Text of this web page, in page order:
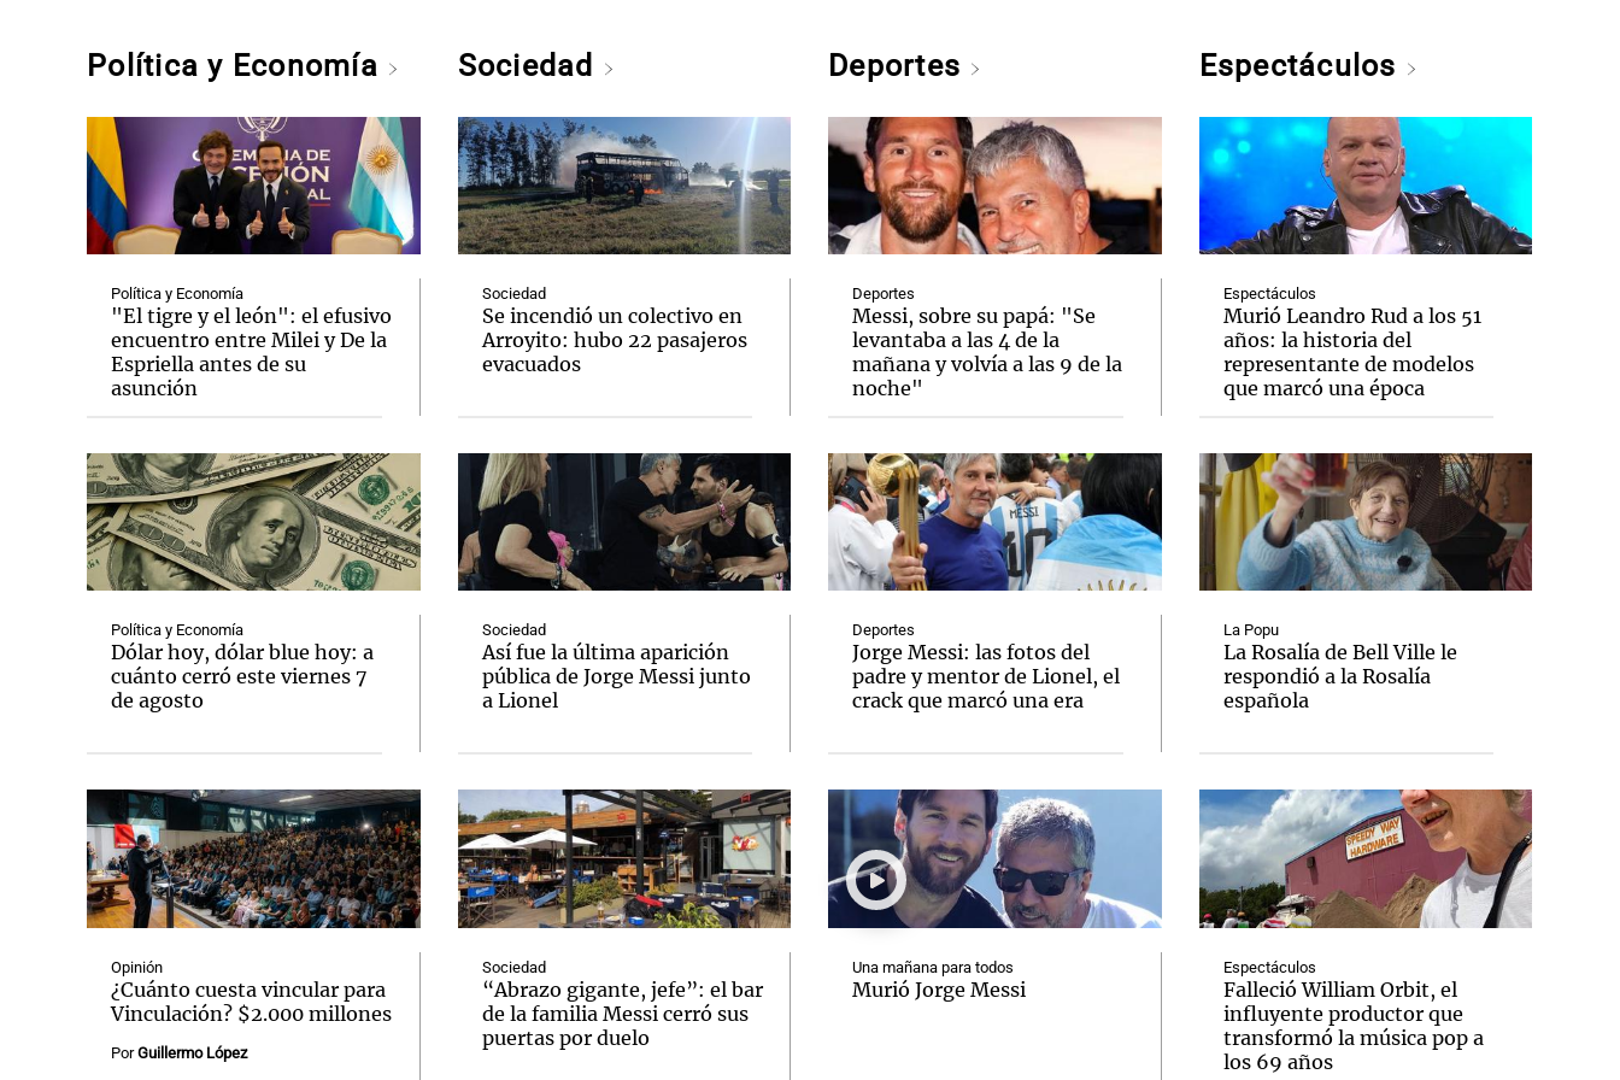
Política y Economía
Política y Economía
"El tigre y el león": el efusivo
encuentro entre Milei y De la
Espriella antes de su
asunción
Política y Economía
Dólar hoy, dólar blue hoy: a
cuánto cerró este viernes 7
de agosto
Opinión
¿Cuánto cuesta vincular para
Vinculación? $2.000 millones
PorGuillermo López
Sociedad
Sociedad
Se incendió un colectivo en
Arroyito: hubo 22 pasajeros
evacuados
Sociedad
Así fue la última aparición
pública de Jorge Messi junto
a Lionel
Sociedad
“Abrazo gigante, jefe”: el bar
de la familia Messi cerró sus
puertas por duelo
Deportes
Deportes
Messi, sobre su papá: "Se
levantaba a las 4 de la
mañana y volvía a las 9 de la
noche"
Deportes
Jorge Messi: las fotos del
padre y mentor de Lionel, el
crack que marcó una era
Una mañana para todos
Murió Jorge Messi
Espectáculos
Espectáculos
Murió Leandro Rud a los 51
años: la historia del
representante de modelos
que marcó una época
La Popu
La Rosalía de Bell Ville le
respondió a la Rosalía
española
Espectáculos
Falleció William Orbit, el
influyente productor que
transformó la música pop a
los 69 años
Notas
El huracán de Arequito
Notas
Cadena 3 en Groenlandia